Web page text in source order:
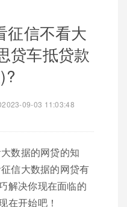
征信不看大
贷车抵贷款
2023-09-03 11:03:48
数据的网贷的知
信大数据的网贷有
解决你现在面临的
在开始吧！